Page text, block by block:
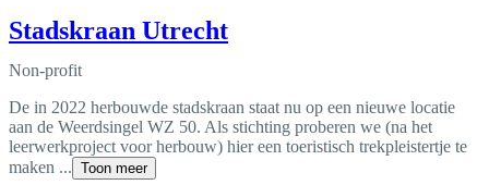
Stadskraan Utrecht
Non-profit
De in 2022 herbouwde stadskraan staat nu op een nieuwe locatie
aan de Weerdsingel WZ 50. Als stichting proberen we (na het
leerwerkproject voor herbouw) hier een toeristisch trekpleistertje te
maken ... Toon meer